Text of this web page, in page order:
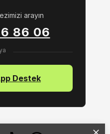
arayın
86 06
Destek